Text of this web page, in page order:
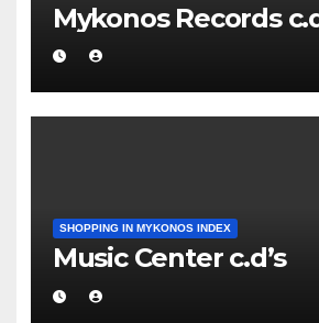
Mykonos Records
SHOPPING IN MYKONOS INDEX
Music Center c.d’s